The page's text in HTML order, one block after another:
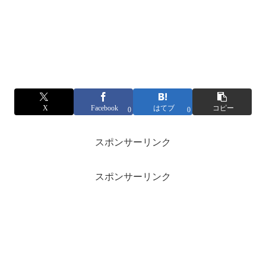
X Facebook 0 はてブ 0 コピー
スポンサーリンク
スポンサーリンク